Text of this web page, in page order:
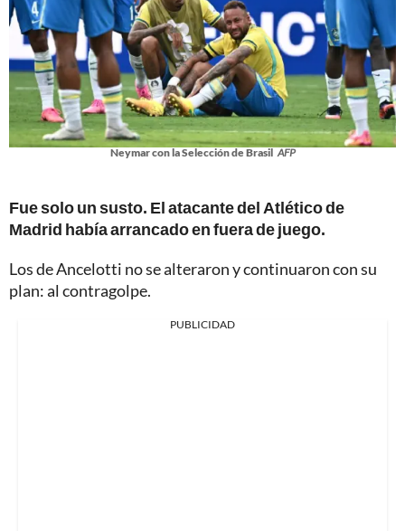
Neymar con la Selección de Brasil AFP
Fue solo un susto. El atacante del Atlético de
Madrid había arrancado en fuera de juego.
Los de Ancelotti no se alteraron y continuaron con su
plan: al contragolpe.
PUBLICIDAD